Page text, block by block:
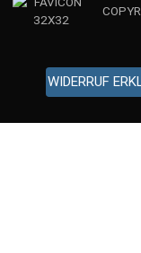
WIDERRUF